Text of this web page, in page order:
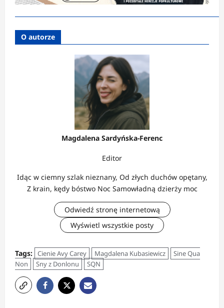
O autorze
Magdalena Sardyńska-Ferenc
Editor
Idąc w ciemny szlak nieznany, Od złych duchów opętany,
Z krain, kędy bóstwo Noc Samowładną dzierży moc
Odwiedź stronę internetową
Wyświetl wszystkie posty
Tags: Cienie Avy Carey Magdalena Kubasiewicz
Sine Qua
Non
Sny z Donlonu SQN